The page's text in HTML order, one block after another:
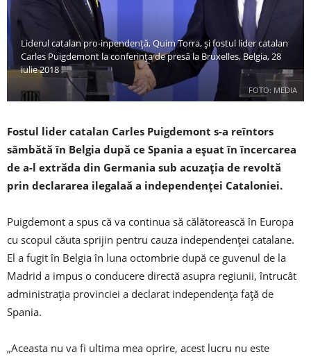
FOTO: MEDIA
Liderul catalan pro-inpendență, Quim Torra, și fostul lider catalan
Carles Puigdemont la conferința de presă la Bruxelles, Belgia, 28
iulie 2018
Fostul lider catalan Carles Puigdemont s-a reîntors
sâmbătă în Belgia după ce Spania a eșuat în încercarea
de a-l extrăda din Germania sub acuzația de revoltă
prin declararea ilegalaă a independenței Cataloniei.
Puigdemont a spus că va continua să călătorească în Europa
cu scopul căuta sprijin pentru cauza independenței catalane.
El a fugit în Belgia în luna octombrie după ce guvenul de la
Madrid a impus o conducere directă asupra regiunii, întrucât
administrația provinciei a declarat independența față de
Spania.
„Aceasta nu va fi ultima mea oprire, acest lucru nu este